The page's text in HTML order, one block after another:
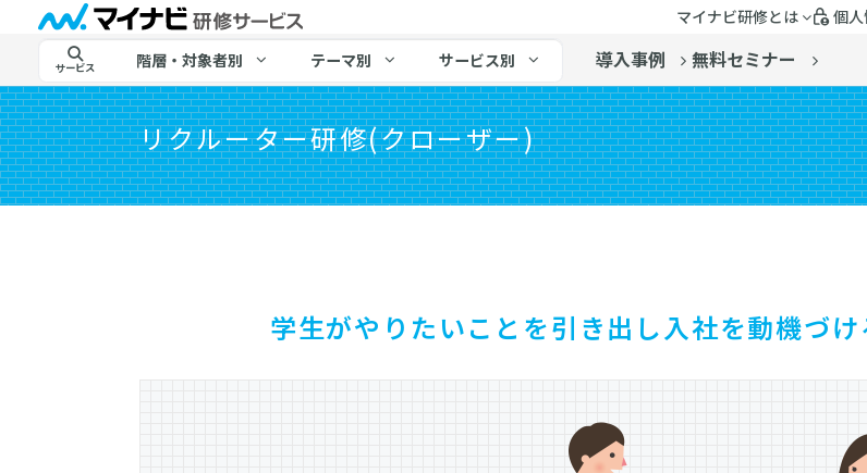
マイナビ研修とは 個
サービス 階層・対象者別 テーマ別 サービス別 導入事例 無料セミナー
リクルーター研修(クローザー)
学生がやりたいことを引き出し入社を動機づ